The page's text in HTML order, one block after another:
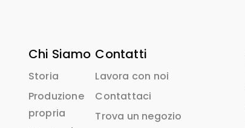
Chi Siamo
Storia
Produzione
propria
Contatti
Lavora con noi
Contattaci
Trova un negozio